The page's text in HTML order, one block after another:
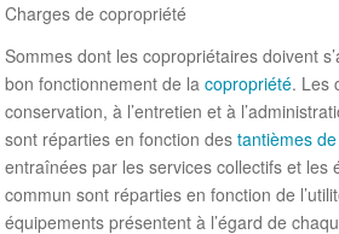
Charges de copropriété
Sommes dont les copropriétaires doivent
bon fonctionnement de la copropriété. Les
conservation, à l’entretien et à
sont réparties en fonction des tantièmes
entraînées par les services collectifs et les
commun sont réparties en fonction de
équipements présentent à l’égard de